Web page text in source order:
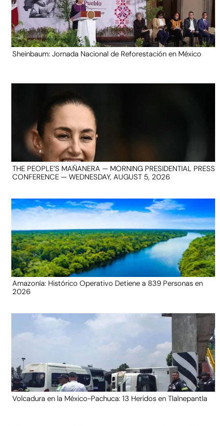
Sheinbaum: Jornada Nacional de Reforestación en México
THE PEOPLE’S MAÑANERA — MORNING PRESIDENTIAL PRESS
CONFERENCE — WEDNESDAY, AUGUST 5, 2026
Amazonía: Histórico Operativo Detiene a 839 Personas en
2026
Volcadura en la México-Pachuca: 13 Heridos en Tlalnepantla